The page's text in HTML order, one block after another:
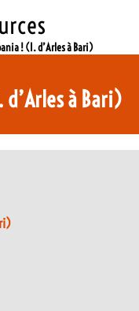
! (I. d’Arles à Bari)
à Bari)